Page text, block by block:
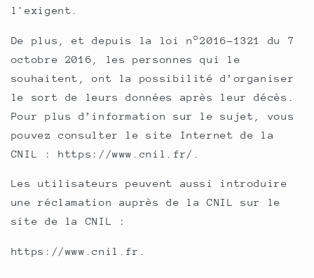
l'exigent.
De plus, et depuis la loi n°2016-1321 du 7
octobre 2016, les personnes qui le
souhaitent, ont la possibilité d’organiser
le sort de leurs données après leur décès.
Pour plus d’information sur le sujet, vous
pouvez consulter le site Internet de la
CNIL : https://www.cnil.fr/.
Les utilisateurs peuvent aussi introduire
une réclamation auprès de la CNIL sur le
site de la CNIL :
https://www.cnil.fr.